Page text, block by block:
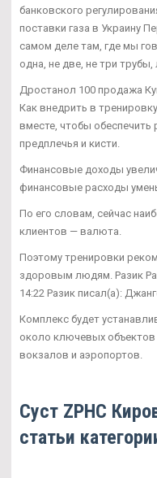
банковского
поставки газа в Украину
самом деле там, где мы
одна, не две, не три трубы,
Дростанол 100 продажа
Как внедрить в
вместе, чтобы обеспечить
предплечья и кисти.
Финансовые доходы
финансовые расходы
По его словам, сейчас
клиентов — валюта.
Поэтому тренировки
здоровым людям. Разик
14:22 Разик писал(а):
Комплекс будет
около ключевых объектов
вокзалов и аэропортов.
Суст ZPHC
статьи